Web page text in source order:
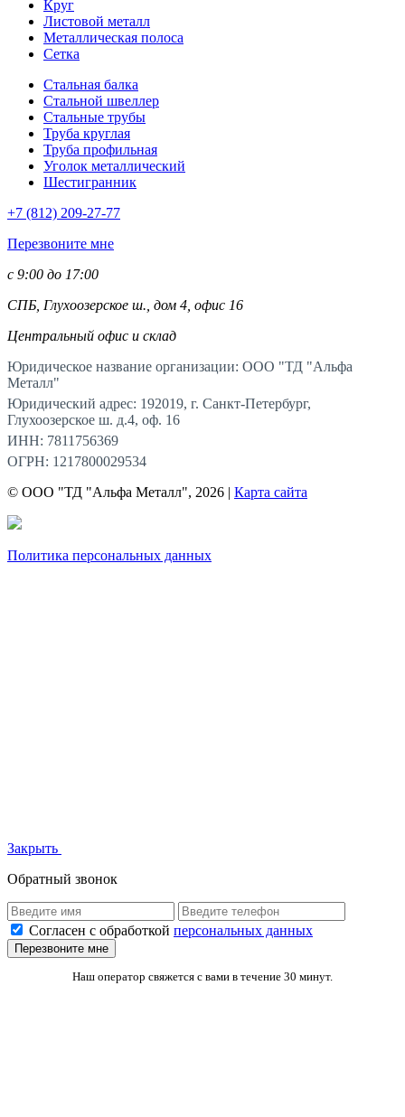
Круг
Листовой металл
Металлическая полоса
Сетка
Стальная балка
Стальной швеллер
Стальные трубы
Труба круглая
Труба профильная
Уголок металлический
Шестигранник
+7 (812) 209-27-77
Перезвоните мне
с 9:00 до 17:00
СПБ, Глухоозерское ш., дом 4, офис 16
Центральный офис и склад
Юридическое название организации: ООО "ТД "Альфа
Металл"
Юридический адрес: 192019, г. Санкт-Петербург,
Глухоозерское ш. д.4, оф. 16
ИНН: 7811756369
ОГРН: 1217800029534
© ООО "ТД "Альфа Металл", 2026 | Карта сайта
Политика персональных данных
Закрыть
Обратный звонок
Согласен с обработкой персональных данных
Перезвоните мне
Наш оператор свяжется с вами в течение 30 минут.